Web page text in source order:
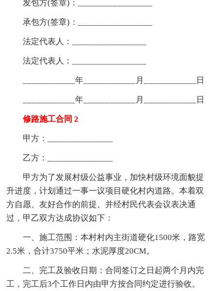
发包方(签章)：_________________
承包方(签章)：_________________
法定代表人：_________________
法定代表人：_________________
____________年____________月____________日
____________年____________月____________日
修路施工合同 2
甲方：_______________
乙方：_______________
甲方为了发展村级公益事业，加快村级环境面貌提
升进度，计划通过一事一议项目硬化村内道路。本着双
方自愿、友好合作的前提、并经村民代表会议表决通
过，甲乙双方达成协议如下：
一、施工范围：本村村内主街道硬化1500米，路宽
2.5米，合计3750平米；水泥厚度20CM。
二、完工及验收日期：合同签订之日起两个月内完
工，完工后3个工作日内由甲方按合同约定进行验收。